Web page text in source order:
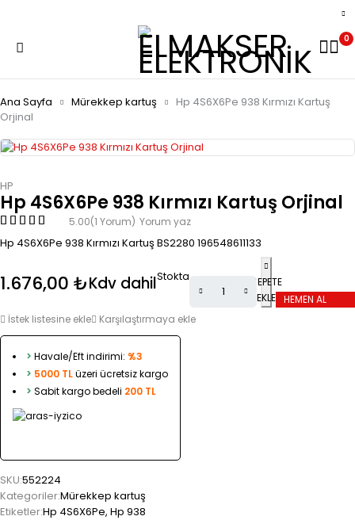
0
Ana Sayfa Mürekkep kartuş
Hp 4S6X6Pe 938 Kırmızı Kartuş
Orjinal
HP
Hp 4S6X6Pe 938 Kırmızı Kartuş Orjinal
5.00(1 Yorum) Yorum yaz
Hp 4S6X6Pe 938 Kırmızı Kartuş BS2280 196548611133
1.676,00 ₺Kdv dahilStokta
SEPETE
EKLE HEMEN AL
İstek listesine ekle
Karşılaştırmaya ekle
> Havale/Eft indirimi: %3
> 5000 TLüzeri ücretsiz kargo
> Sabit kargo bedeli 200 TL
SKU:552224
Kategoriler:Mürekkep kartuş
Etiketler:Hp 4S6X6Pe, Hp 938